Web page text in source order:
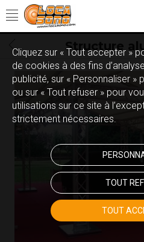
Structure
Cliquez sur « Tout accepter »
de cookies à des fins
publicité, sur « Personnaliser
ou sur « Tout refuser » pour
utilisations sur ce site à
strictement nécessaires.
TOUT
TOUT